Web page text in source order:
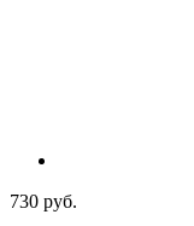
730 руб.